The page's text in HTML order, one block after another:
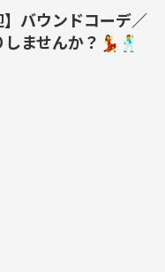
】バウンドコーデ／
ませんか？💃🕺